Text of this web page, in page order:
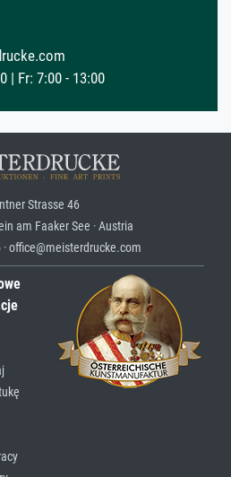
| Fr: 7:00 - 13:00
Strasse 46
am Faaker See · Austria
office@meisterdrucke.com